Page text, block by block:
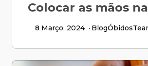
Colocar as mãos
8 Março, 2024 BlogÓbidos